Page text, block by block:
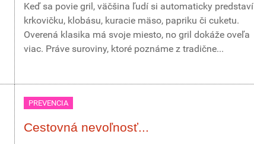
Keď sa povie gril, väčšina ľudí si automaticky predstaví
krkovičku, klobásu, kuracie mäso, papriku či cuketu.
Overená klasika má svoje miesto, no gril dokáže oveľa
viac. Práve suroviny, ktoré poznáme z tradične...
PREVENCIA
Cestovná nevoľnosť...